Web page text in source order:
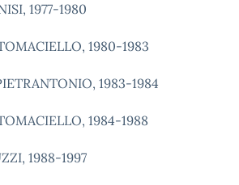
1977-1980
1980-1983
1983-1984
1984-1988
1988-1997